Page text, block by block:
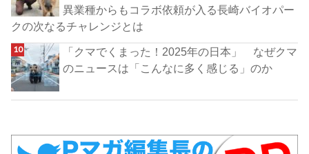
異業種からもコラボ依頼が入る長崎バイオパー
クの次なるチャレンジとは
「クマでくまった！2025年の日本」 なぜクマ
のニュースは「こんなに多く感じる」のか